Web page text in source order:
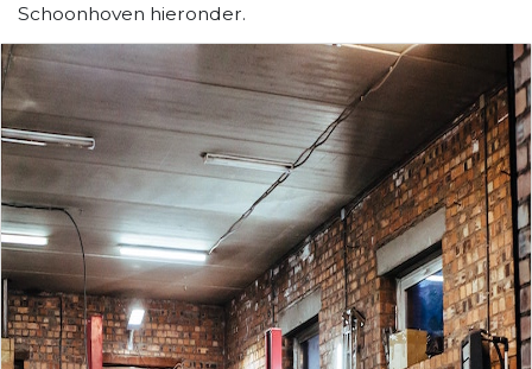
Schoonhoven hieronder.